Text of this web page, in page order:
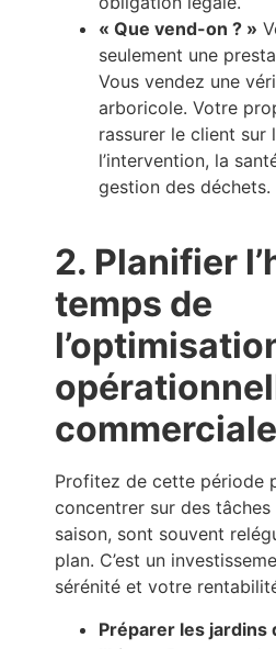
« Que vend-on ? »
seulement une
Vous vendez une
arboricole. Votre
rassurer le client sur
l’intervention, la
gestion des déchets.
2. Planifier
temps de
commerciale
Profitez de cette période
concentrer sur des tâches
saison, sont souvent
plan. C’est un
sérénité et votre
Préparer les jardins